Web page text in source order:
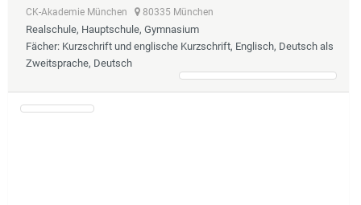
CK-Akademie München 80335 München
Realschule, Hauptschule, Gymnasium
Fächer: Kurzschrift und englische Kurzschrift, Englisch, Deutsch als
Zweitsprache, Deutsch